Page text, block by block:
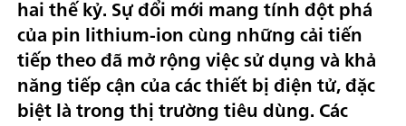
hai thế kỷ. Sự đổi mới mang tính đột phá
của pin lithium-ioncùng những cải tiến
tiếp theo đã mở rộng việc sử dụng và khả
năng tiếp cận của các thiết bị điện tử, đặc
biệt là trong thị trường tiêu dùng. Các